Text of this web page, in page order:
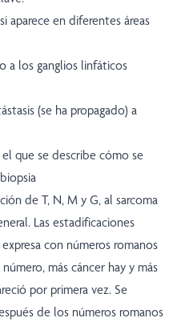
aparece en diferentes áreas
a los ganglios linfáticos
(se ha propagado) a
que se describe cómo se
de T, N, M y G, al sarcoma
Las estadificaciones
con números romanos
más cáncer hay y más
por primera vez. Se
de los números romanos